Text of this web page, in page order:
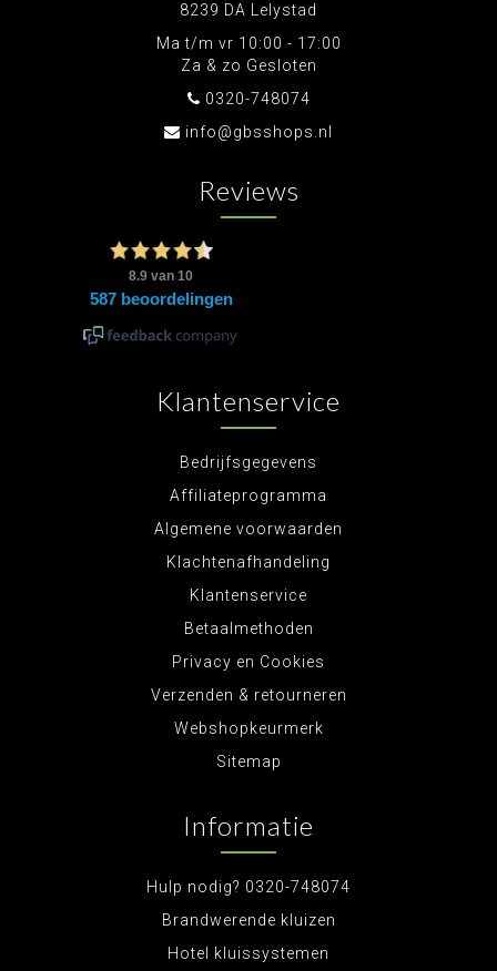
8239 DA Lelystad
Ma t/m vr 10:00 - 17:00
Za & zo Gesloten
0320-748074
info@gbsshops.nl
Reviews
Klantenservice
Bedrijfsgegevens
Affiliateprogramma
Algemene voorwaarden
Klachtenafhandeling
Klantenservice
Betaalmethoden
Privacy en Cookies
Verzenden & retourneren
Webshopkeurmerk
Sitemap
Informatie
Hulp nodig? 0320-748074
Brandwerende kluizen
Hotel kluissystemen